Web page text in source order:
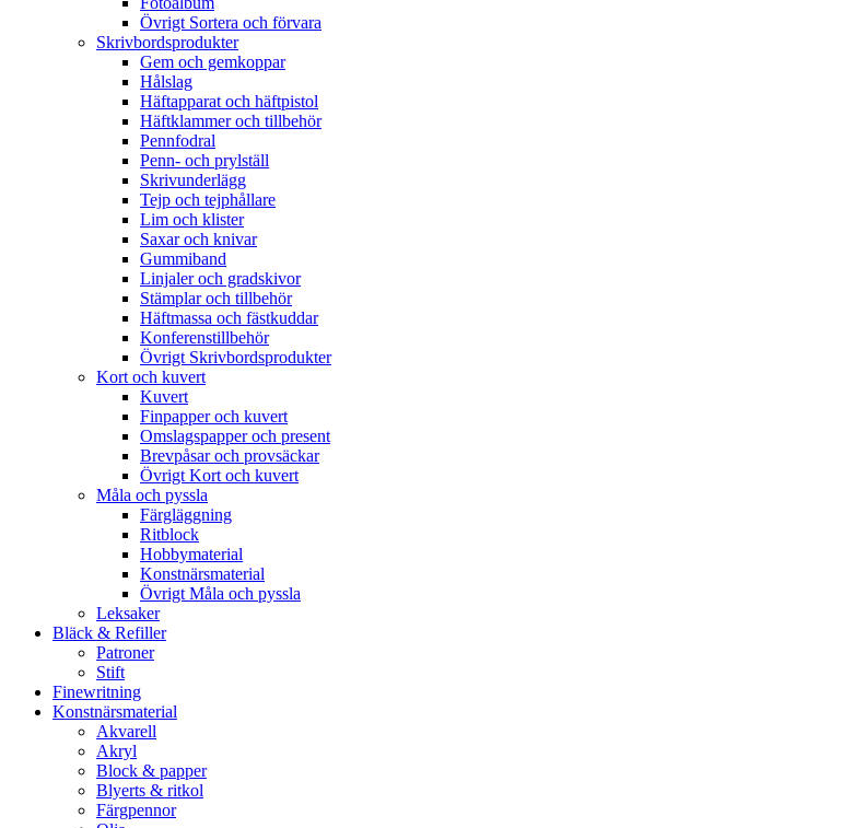
Övrigt Sortera och förvara
Skrivbordsprodukter
Gem och gemkoppar
Hålslag
Häftapparat och häftpistol
Häftklammer och tillbehör
Pennfodral
Penn- och prylställ
Skrivunderlägg
Tejp och tejphållare
Lim och klister
Saxar och knivar
Gummiband
Linjaler och gradskivor
Stämplar och tillbehör
Häftmassa och fästkuddar
Konferenstillbehör
Övrigt Skrivbordsprodukter
Kort och kuvert
Kuvert
Finpapper och kuvert
Omslagspapper och present
Brevpåsar och provsäckar
Övrigt Kort och kuvert
Måla och pyssla
Färgläggning
Ritblock
Hobbymaterial
Konstnärsmaterial
Övrigt Måla och pyssla
Leksaker
Bläck & Refiller
Patroner
Stift
Finewritning
Konstnärsmaterial
Akvarell
Akryl
Block & papper
Blyerts & ritkol
Färgpennor